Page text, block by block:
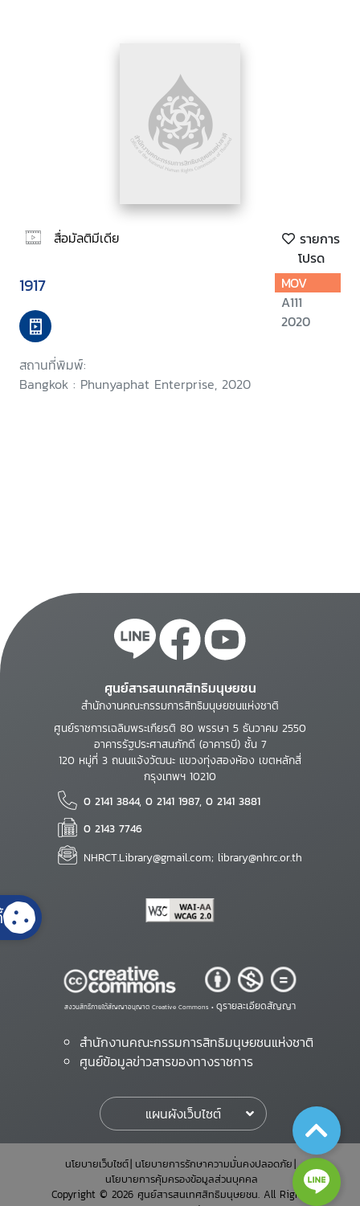
สื่อมัลติมีเดีย
รายการ
โปรด
1917
สถานที่พิมพ์:
Bangkok : Phunyaphat Enterprise, 2020
MOV
A111
2020
ศูนย์สารสนเทศสิทธิมนุษยชน
สำนักงานคณะกรรมการสิทธิมนุษยชนแห่งชาติ
ศูนย์ราชการเฉลิมพระเกียรติ 80 พรรษา 5 ธันวาคม 2550
อาคารรัฐประศาสนภักดี (อาคารบี) ชั้น 7
120 หมู่ที่ 3 ถนนแจ้งวัฒนะ แขวงทุ่งสองห้อง เขตหลักสี่
กรุงเทพฯ 10210
0 2141 3844, 0 2141 1987, 0 2141 3881
0 2143 7746
NHRCT.Library@gmail.com; library@nhrc.or.th
สงวนสิทธิ์ภายใต้สัญญาอนุญาต Creative Commons • ดูรายละเอียดสัญญา
สำนักงานคณะกรรมการสิทธิมนุษยชนแห่งชาติ
ศูนย์ข้อมูลข่าวสารของทางราชการ
แผนผังเว็บไซต์
นโยบายเว็บไซต์ นโยบายการรักษาความมั่นคงปลอดภัย
นโยบายการคุ้มครองข้อมูลส่วนบุคคล
Copyright © 2026 ศูนย์สารสนเทศสิทธิมนุษยชน. All Rights